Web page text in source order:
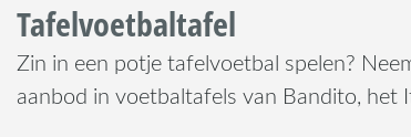
Tafelvoetbaltafel
Zin in een potje tafelvoetbal spelen?
aanbod in voetbaltafels van Bandito, het